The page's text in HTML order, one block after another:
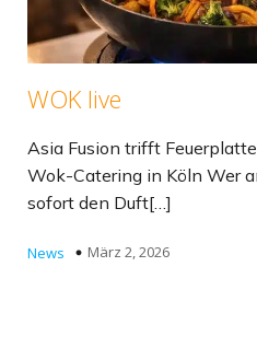
WOK live
Asia Fusion trifft
Wok-Catering in Köln Wer
sofort den Duft[…]
News März 2, 2026